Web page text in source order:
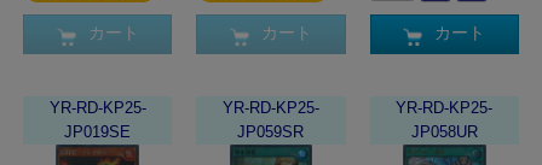
カート カート カート
YR-RD-KP25-
JP019SE
YR-RD-KP25-
JP059SR
YR-RD-KP25-
JP058UR